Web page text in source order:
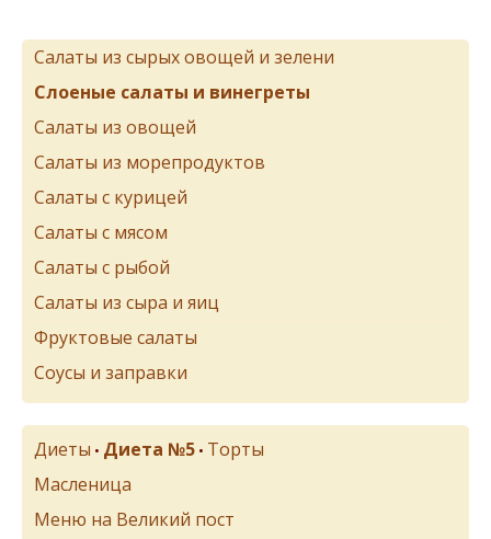
Салаты из сырых овощей и зелени
Слоеные салаты и винегреты
Салаты из овощей
Салаты из морепродуктов
Салаты с курицей
Салаты с мясом
Салаты с рыбой
Салаты из сыра и яиц
Фруктовые салаты
Соусы и заправки
Диеты • Диета №5 • Торты
Масленица
Меню на Великий пост